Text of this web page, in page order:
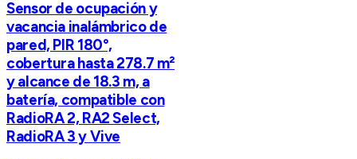
Sensor de ocupación y
vacancia inalámbrico de
pared, PIR 180°,
cobertura hasta 278.7 m²
y alcance de 18.3 m, a
batería, compatible con
RadioRA 2, RA2 Select,
RadioRA 3 y Vive